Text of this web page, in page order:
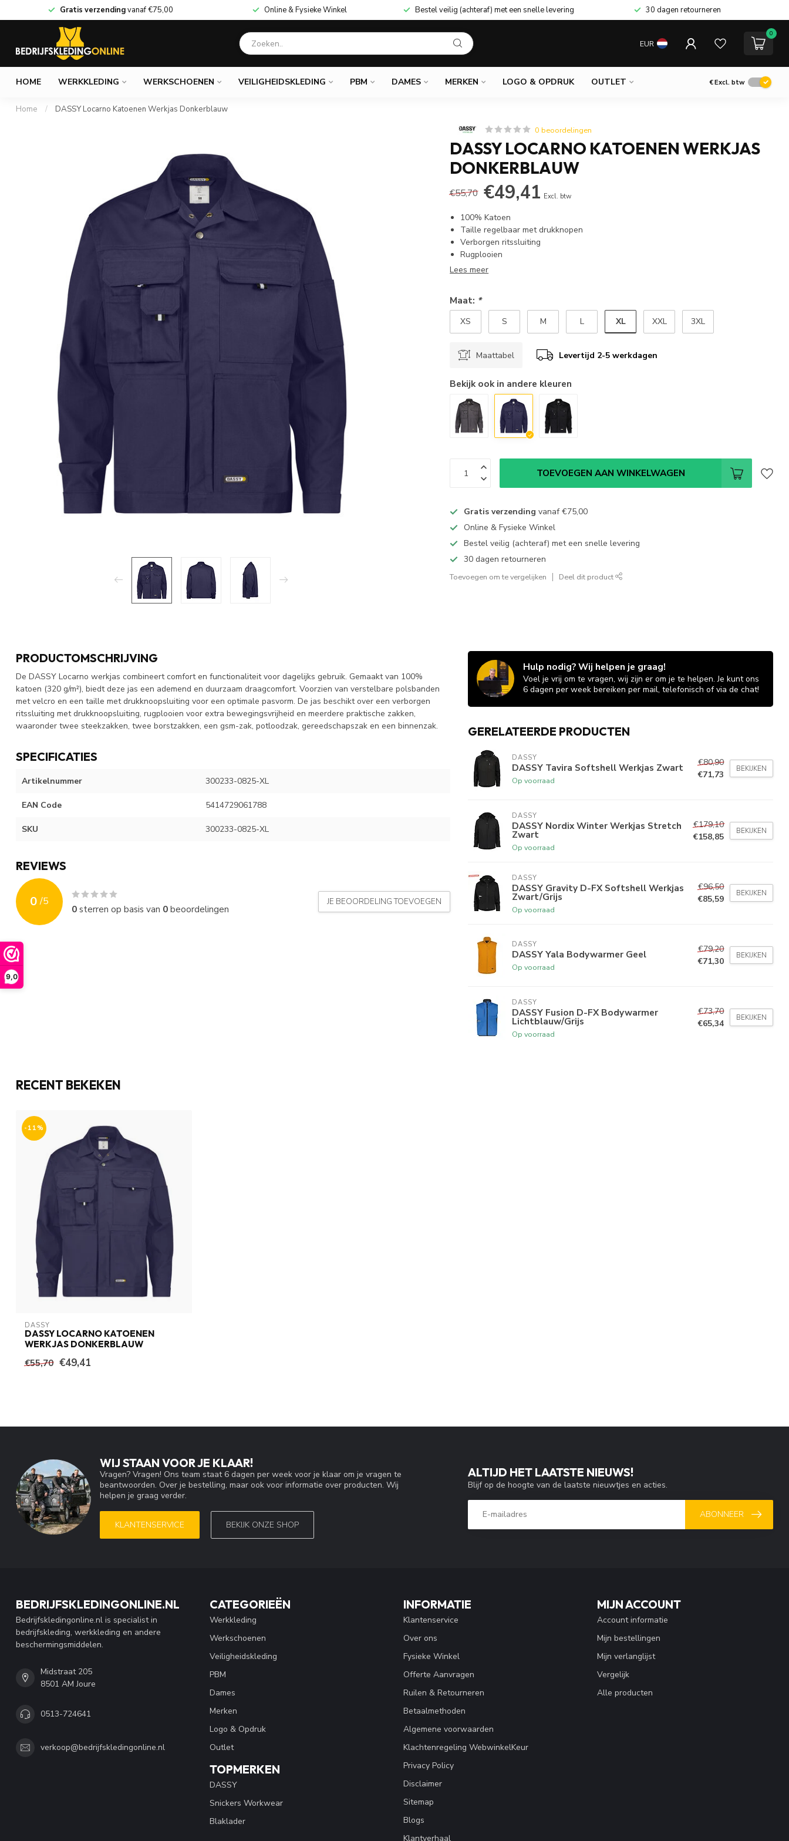
9,0
Gratis verzendingvanaf€75,00 Online & Fysieke Winkel Bestel veilig (achteraf) met een snelle levering 30 dagen retourneren
EUR
0
HOME WERKKLEDING WERKSCHOENEN VEILIGHEIDSKLEDING PBM DAMES MERKEN LOGO & OPDRUK OUTLET €Excl. btw
Home / DASSY Locarno Katoenen Werkjas Donkerblauw
0 beoordelingen
DASSY LOCARNO KATOENEN WERKJAS
DONKERBLAUW
€55,70 €49,41 Excl. btw
100% Katoen
Taille regelbaar met drukknopen
Verborgen ritssluiting
Rugplooien
Lees meer
Maat: *
XS S M L XL XXL 3XL
Maattabel Levertijd 2-5 werkdagen
Bekijk ook in andere kleuren
TOEVOEGEN AAN WINKELWAGEN
Gratis verzending vanaf€75,00
Online & Fysieke Winkel
Bestel veilig (achteraf) met een snelle levering
30 dagen retourneren
Toevoegen om te vergelijken Deel dit product
PRODUCTOMSCHRIJVING
De DASSY Locarno werkjas combineert comfort en functionaliteit voor dagelijks gebruik. Gemaakt van 100%
katoen (320 g/m²), biedt deze jas een ademend en duurzaam draagcomfort. Voorzien van verstelbare polsbanden
met velcro en een taille met drukknoopsluiting voor een optimale pasvorm. De jas beschikt over een verborgen
ritssluiting met drukknoopsluiting, rugplooien voor extra bewegingsvrijheid en meerdere praktische zakken,
waaronder twee steekzakken, twee borstzakken, een gsm-zak, potloodzak, gereedschapszak en een binnenzak.
SPECIFICATIES
Artikelnummer 300233-0825-XL
EAN Code 5414729061788
SKU 300233-0825-XL
REVIEWS
0 /5
0sterren op basis van 0beoordelingen
JE BEOORDELING TOEVOEGEN
Hulp nodig? Wij helpen je graag!
Voel je vrij om te vragen, wij zijn er om je te helpen. Je kunt ons
6 dagen per week bereiken per mail, telefonisch of via de chat!
GERELATEERDE PRODUCTEN
DASSY
DASSY Tavira Softshell Werkjas Zwart
Op voorraad
€80,90
€71,73
BEKIJKEN
DASSY
DASSY Nordix Winter Werkjas Stretch
Zwart
Op voorraad
€179,10
€158,85
BEKIJKEN
DASSY
DASSY Gravity D-FX Softshell Werkjas
Zwart/Grijs
Op voorraad
€96,50
€85,59
BEKIJKEN
DASSY
DASSY Yala Bodywarmer Geel
Op voorraad
€79,20
€71,30
BEKIJKEN
DASSY
DASSY Fusion D-FX Bodywarmer
Lichtblauw/Grijs
Op voorraad
€73,70
€65,34
BEKIJKEN
RECENT BEKEKEN
-11%
DASSY
DASSY LOCARNO KATOENEN
WERKJAS DONKERBLAUW
€55,70 €49,41
WIJ STAAN VOOR JE KLAAR!
Vragen? Vragen! Ons team staat 6 dagen per week voor je klaar om je vragen te
beantwoorden. Over je bestelling, maar ook voor informatie over producten. Wij
helpen je graag verder.
KLANTENSERVICE BEKIJK ONZE SHOP
ALTIJD HET LAATSTE NIEUWS!
Blijf op de hoogte van de laatste nieuwtjes en acties.
ABONNEER
BEDRIJFSKLEDINGONLINE.NL
Bedrijfskledingonline.nl is specialist in
bedrijfskleding, werkkleding en andere
beschermingsmiddelen.
Midstraat 205
8501 AM Joure
0513-724641
verkoop@bedrijfskledingonline.nl
CATEGORIEËN
Werkkleding
Werkschoenen
Veiligheidskleding
PBM
Dames
Merken
Logo & Opdruk
Outlet
TOPMERKEN
DASSY
Snickers Workwear
Blaklader
INFORMATIE
Klantenservice
Over ons
Fysieke Winkel
Offerte Aanvragen
Ruilen & Retourneren
Betaalmethoden
Algemene voorwaarden
Klachtenregeling WebwinkelKeur
Privacy Policy
Disclaimer
Sitemap
Blogs
Klantverhaal
MIJN ACCOUNT
Account informatie
Mijn bestellingen
Mijn verlanglijst
Vergelijk
Alle producten